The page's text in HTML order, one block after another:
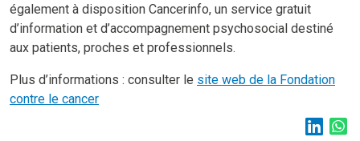
également à disposition Cancerinfo, un service gratuit
d’information et d’accompagnement psychosocial destiné
aux patients, proches et professionnels.
Plus d’informations : consulter le site web de la Fondation
contre le cancer